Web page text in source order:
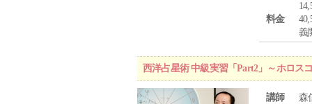
料金
義
西洋占星術 中級実習「Part2」～ホロス
講師 森